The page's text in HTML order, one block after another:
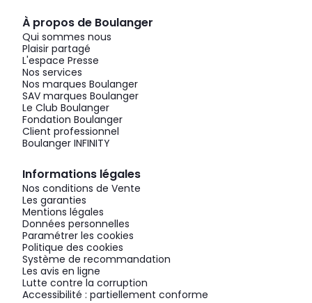
À propos de Boulanger
Qui sommes nous
Plaisir partagé
L'espace Presse
Nos services
Nos marques Boulanger
SAV marques Boulanger
Le Club Boulanger
Fondation Boulanger
Client professionnel
Boulanger INFINITY
Informations légales
Nos conditions de Vente
Les garanties
Mentions légales
Données personnelles
Paramétrer les cookies
Politique des cookies
Système de recommandation
Les avis en ligne
Lutte contre la corruption
Accessibilité : partiellement conforme